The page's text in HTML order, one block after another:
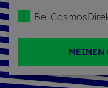
Bei
MEINEN